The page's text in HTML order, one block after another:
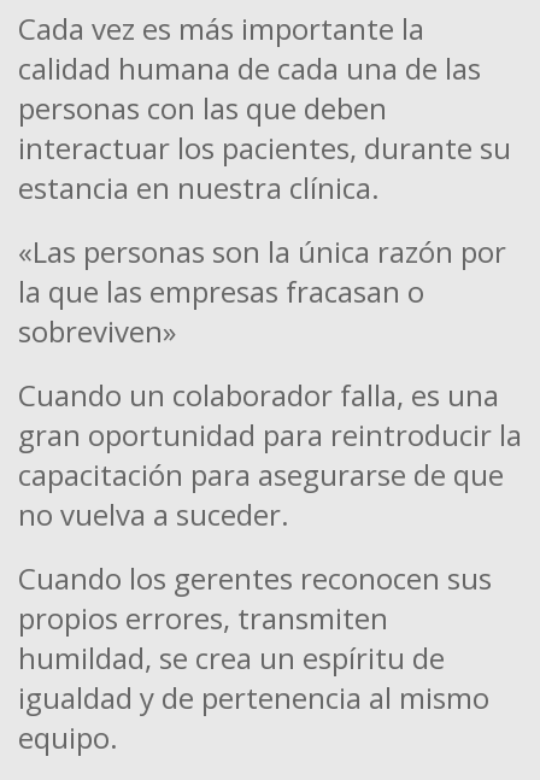
Cada vez es más importante la
calidad humana de cada una de las
personas con las que deben
interactuar los pacientes, durante su
estancia en nuestra clínica.
«Las personas son la única razón por
la que las empresas fracasan o
sobreviven»
Cuando un colaborador falla, es una
gran oportunidad para reintroducir la
capacitación para asegurarse de que
no vuelva a suceder.
Cuando los gerentes reconocen sus
propios errores, transmiten
humildad, se crea un espíritu de
igualdad y de pertenencia al mismo
equipo.